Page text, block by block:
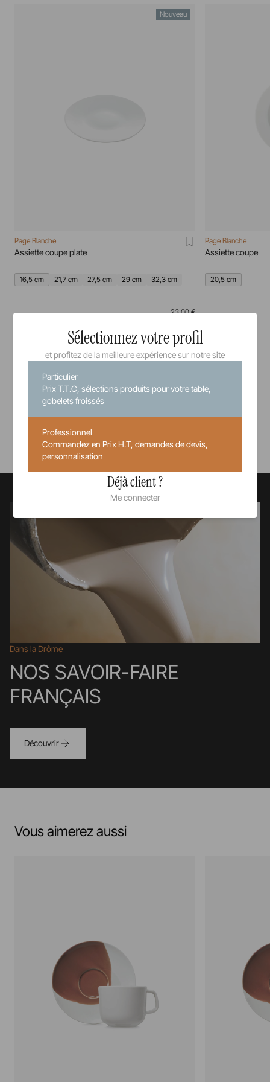
Nouveau
Page Blanche
Assiette coupe plate
16,5 cm 21,7 cm 27,5 cm 29 cm 32,3 cm
23,00 €
Page Blanche
Assiette coupe
20,5 cm
Voir tous nos produits
Dans la Drôme
NOS SAVOIR-FAIRE
FRANÇAIS
Découvrir
Vous aimerez aussi
Sélectionnez votre profil
et profitez de la meilleure expérience sur notre site
Particulier
Prix T.T.C, sélections produits pour votre table,
gobelets froissés
Professionnel
Commandez en Prix H.T, demandes de devis,
personnalisation
Déjà client ?
Me connecter